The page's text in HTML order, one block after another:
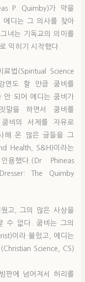
P. Quimby)가 약을
에디는 그 의사를 찾아
녀는 기독교의 의미를
익히기 시작했다.
법(Spiritual Science
연도 할 만큼 쿰비를
안 되어 에디는 쿰비가
말을 하면서 쿰비를
비의 서제를 자유로
해 온 많은 글들을 그
Health, S&H)이라는
했다.(Dr. Phineas
The Quimby
고, 그의 많은 사상을
수 없다. 쿰비는 그의
이라 불렀고, 에디는
Science, CS)
판에 넘어져서 허리를